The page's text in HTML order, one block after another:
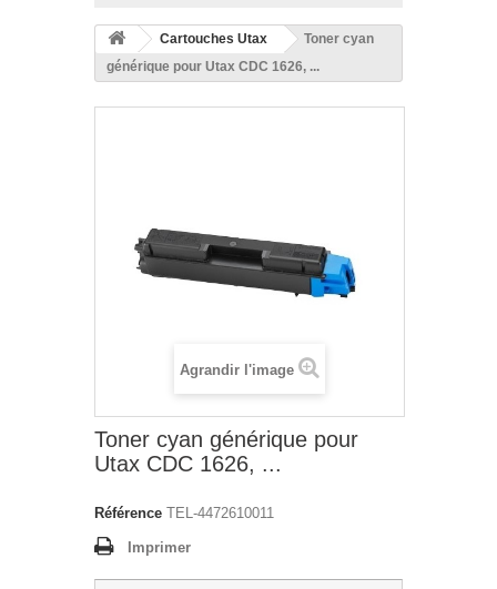
Cartouches Utax
Toner cyan
générique pour Utax CDC 1626, ...
Agrandir l'image
Toner cyan générique pour
Utax CDC 1626, ...
Référence TEL-4472610011
Imprimer